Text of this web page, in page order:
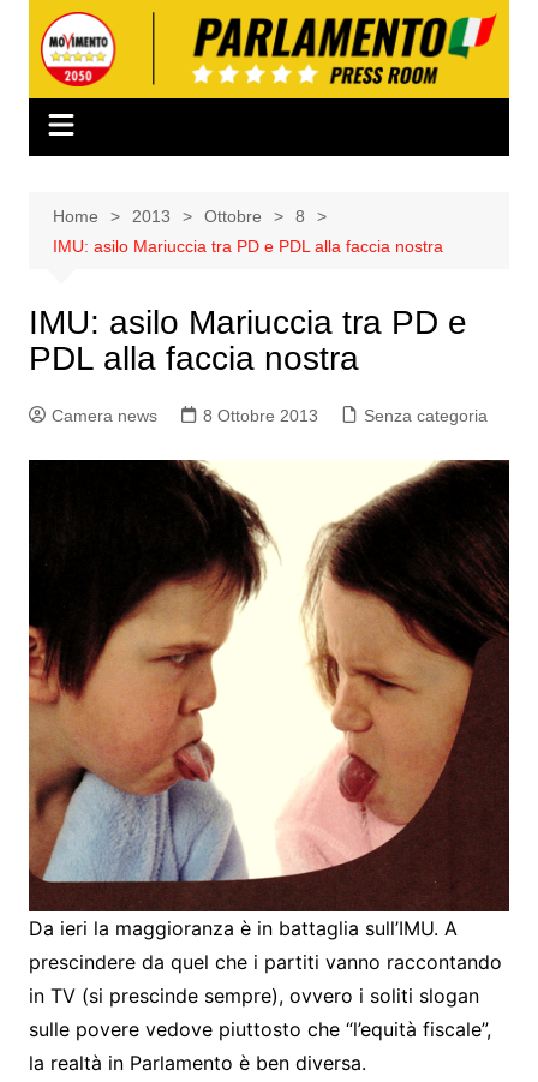
contenuto
Home 2013 Ottobre
8
IMU: asilo Mariuccia tra PD e PDL alla faccia nostra
IMU: asilo Mariuccia tra PD e
PDL alla faccia nostra
Camera news 8 Ottobre 2013 Senza categoria
Da ieri la maggioranza è in battaglia sull’IMU. A
prescindere da quel che i partiti vanno raccontando
in TV (si prescinde sempre), ovvero i soliti slogan
sulle povere vedove piuttosto che “l’equità fiscale”,
la realtà in Parlamento è ben diversa.